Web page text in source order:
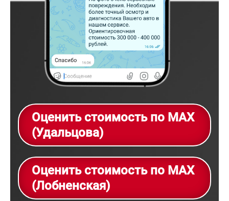
Оценить стоимость по MAX
(Удальцова)
Оценить стоимость по MAX
(Лобненская)